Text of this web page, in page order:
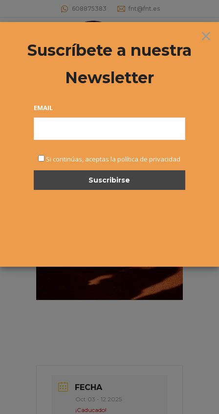
608875383 fnt@fnt.es
Buscar:
MASTER CADETE «INTERSPORT-
FECHA
Oct 03 - 12 2025
¡Caducado!
×
Suscríbete a nuestra
Newsletter
EMAIL
Si continúas, aceptas la política de privacidad